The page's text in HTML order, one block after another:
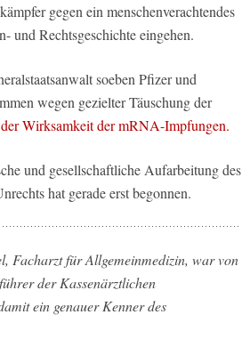
gegen ein menschenverachtendes
und Rechtsgeschichte eingehen.
soeben Pfizer und
wegen gezielter Täuschung der
Wirksamkeit der mRNA-Impfungen.
und gesellschaftliche Aufarbeitung des
hat gerade erst begonnen.
Facharzt für Allgemeinmedizin, war von
der Kassenärztlichen
ein genauer Kenner des